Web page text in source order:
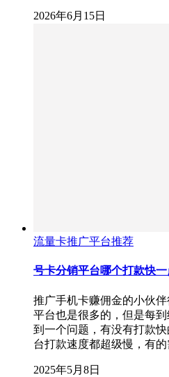
2026年6月15日
流量卡推广平台推荐
号卡分销平台哪个打款快
推广手机卡赚佣金的小伙
平台也是很多的，但是每
到一个问题，有没有打款
台打款速度都超级慢，有
2025年5月8日